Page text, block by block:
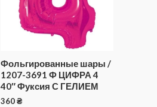
Фольгированные шары /
1207-3691 Ф ЦИФРА 4
40″ Фуксия С ГЕЛИЕМ
360₴